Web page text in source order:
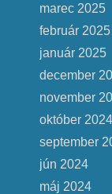
marec 2025
február 2025
január 2025
december
november
október 2024
september
jún 2024
máj 2024